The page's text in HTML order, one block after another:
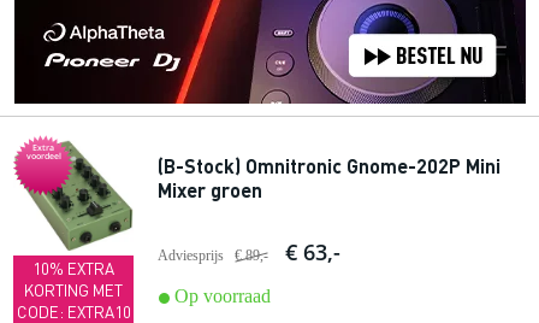
Extra
voordeel
10% EXTRA
KORTING MET
CODE: EXTRA10
(B-Stock) Omnitronic Gnome-202P Mini
Mixer groen
Adviesprijs € 89,- € 63,-
Op voorraad